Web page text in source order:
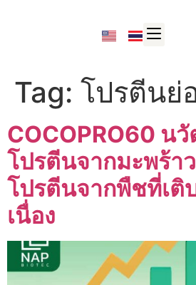
Tag: โปรตีนย่
COCOPRO60 น
โปรตีนจากมะพร้า
โปรตีนจากพืชที่เติ
เนื่อง